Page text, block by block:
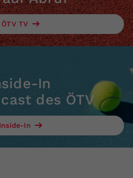
ÖTV TV
In
des ÖTV
Inside-In